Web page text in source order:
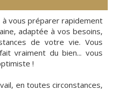
vous préparer rapidement
adaptée à vos besoins,
de votre vie. Vous
vraiment du bien... vous
!
en toutes circonstances,